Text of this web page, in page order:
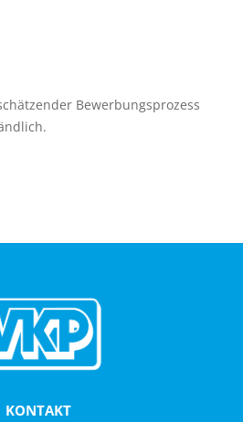
und
Bewerbungsprozess
KONTAKT